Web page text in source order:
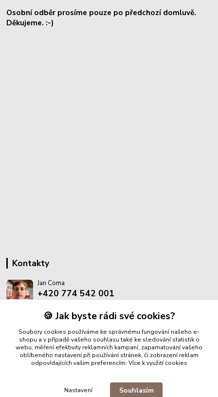
Osobní odběr prosíme pouze po předchozí domluvě.
Děkujeme. :-)
Kontakty
Jan Coma
+420 774 542 001
info@proantik.cz
Upravit sběr cookies.
🍪 Jak byste rádi své cookies?
Soubory cookies používáme ke správnému fungování našeho e-
shopu a v případě vašeho souhlasu také ke sledování statistik o
webu, měření efektivity reklamních kampaní, zapamatování vašeho
oblíbeného nastavení při používání stránek, či zobrazení reklam
odpovídajících vašim preferencím. Více k využití cookies
Nastavení Souhlasím